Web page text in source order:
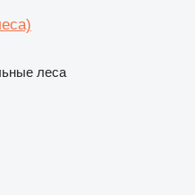
леса